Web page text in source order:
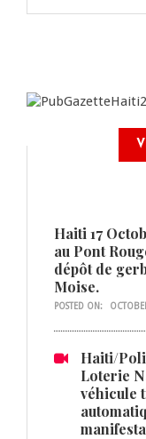
Haiti 17
au Pont
dépôt de
Moise.
POSTED ON:
Haiti/
Loterie
véhicule